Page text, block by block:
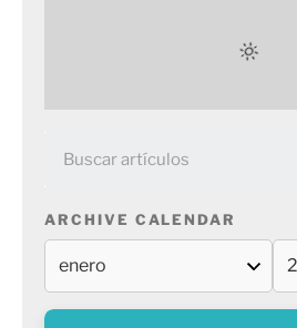
ARCHIVE CALENDAR